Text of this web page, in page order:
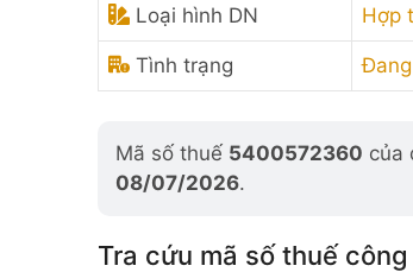
Loại hình DN Hợp
Tình trạng
Mã số thuế 5400572360 của
08/07/2026.
Tra cứu mã số thuế